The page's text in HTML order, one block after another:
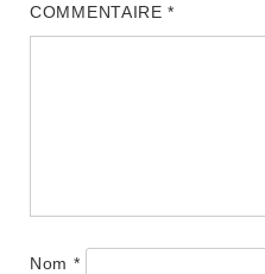
COMMENTAIRE*
Nom *